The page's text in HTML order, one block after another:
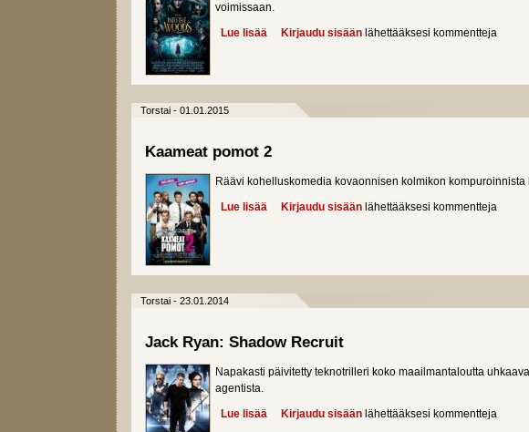
voimissaan.
Lue lisää about Into the Woods
Kirjaudu sisään lähettääksesi kommentteja
Torstai - 01.01.2015
Kaameat pomot 2
Räävi kohelluskomedia kovaonnisen kolmikon
Lue lisää about Kaameat pomot 2
Kirjaudu sisään lähettääksesi kommentteja
Torstai - 23.01.2014
Jack Ryan: Shadow Recruit
Napakasti päivitetty teknotrilleri koko maailmantaloutta
agentista.
Lue lisää about Jack Ryan: Shadow Recruit
Kirjaudu sisään lähettääksesi kommentteja